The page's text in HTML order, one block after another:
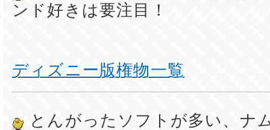
ンド好きは要注目！
ディズニー版権物一覧
とんがったソフトが多い、ナ